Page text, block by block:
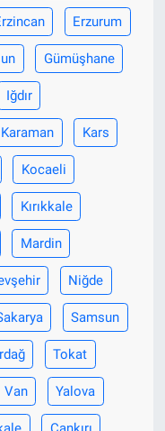
Erzurum
Gümüşhane
Iğdır
Karaman Kars
Kocaeli
Kırıkkale
Mardin
Niğde
Samsun
Tokat
Van Yalova